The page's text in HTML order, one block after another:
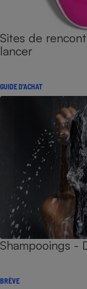
Sites de
lancer
GUIDE D'ACHAT
Shampooings -
BRÈVE